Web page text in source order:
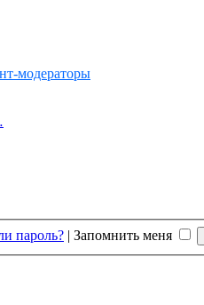
модераторы
пароль? | Запомнить меня